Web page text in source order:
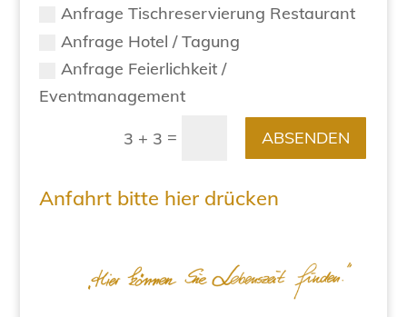
Anfrage Tischreservierung Restaurant
Anfrage Hotel / Tagung
Anfrage Feierlichkeit /
Eventmanagement
3 + 3 = ABSENDEN
Anfahrt bitte hier drücken